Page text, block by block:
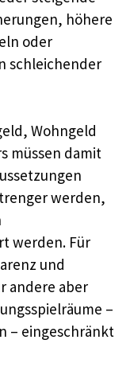
höhere
oder
schleichender
Wohngeld
müssen damit
werden,
werden. Für
und
andere aber
–
– eingeschränkt